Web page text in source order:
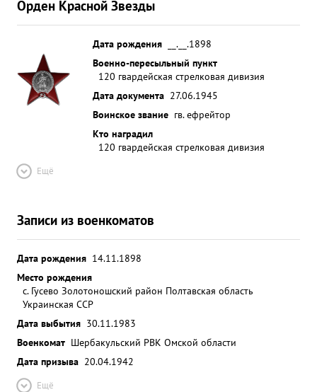
Орден Красной Звезды
Дата рождения
__.__.1898
Военно-пересыльный пункт
120 гвардейская стрелковая дивизия
Дата документа 27.06.1945
Воинское звание гв. ефрейтор
Кто наградил
120 гвардейская стрелковая дивизия
Ещё
Записи из военкоматов
Дата рождения 14.11.1898
Место рождения
с. Гусево Золотоношский район Полтавская область
Украинская ССР
Дата выбытия 30.11.1983
Военкомат Шербакульский РВК Омской области
Дата призыва 20.04.1942
Ещё